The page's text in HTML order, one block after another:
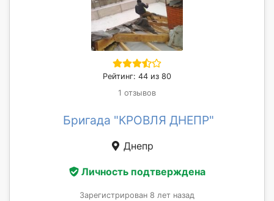
Рейтинг: 44 из 80
1 отзывов
Бригада "КРОВЛЯ ДНЕПР"
Днепр
Личность подтверждена
Зарегистрирован 8 лет назад